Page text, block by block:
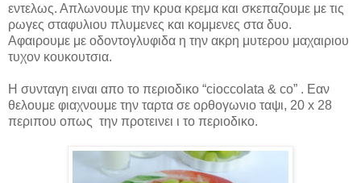
εντελως. Απλωνουμε την κρυα κρεμα και σκεπαζουμε με τις
ρωγες σταφυλιου πλυμενες και κομμενες στα δυο.
Αφαιρουμε με οδοντογλυφιδα η την ακρη μυτερου μαχαιριου
τυχον κουκουτσια.
Η συνταγη ειναι απο το περιοδικο “cioccolata & co” . Εαν
θελουμε φιαχνουμε την ταρτα σε ορθογωνιο ταψι, 20 x 28
περιπου οπως την προτεινει ι το περιοδικο.